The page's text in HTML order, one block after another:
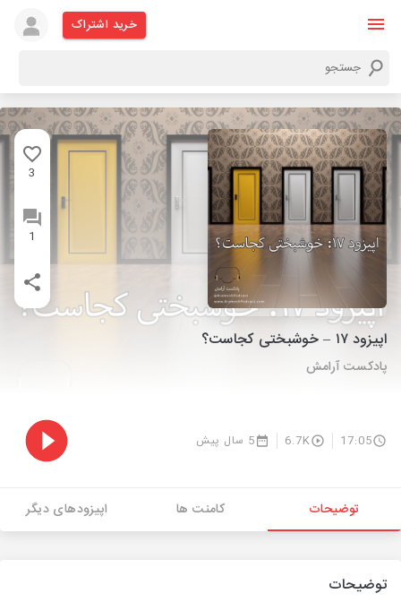
خرید اشتراک
3
1
اپیزود ۱۷ – خوشبختی کجاست؟
پادکست آرامش
17:05
6.7K 5 سال پیش
توضیحات کامنت ها اپیزودهای دیگر
توضیحات